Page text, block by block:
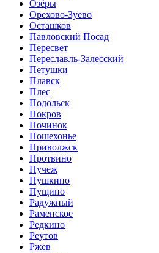
Озёры
Орехово-Зуево
Осташков
Павловский Посад
Пересвет
Переславль-Залесский
Петушки
Плавск
Плес
Подольск
Покров
Починок
Пошехонье
Приволжск
Протвино
Пучеж
Пушкино
Пущино
Радужный
Раменское
Редкино
Реутов
Ржев